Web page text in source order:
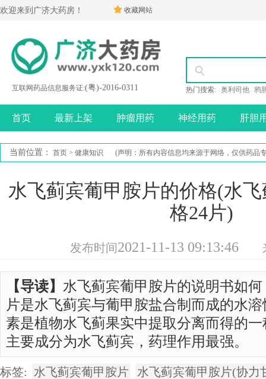
欢迎来到广济大药房！ 收藏网站
互联网药品信息服务证:(粤)-2016-0311 热门搜索: 奥利司他 鸦
首页 最新上架 肿瘤用药 神经用药 肝胆
当前位置： 首页 > 健康知识 (声明：所有内容信息均来源于网络，仅供药品
水飞蓟宾葡甲胺片的价格(水
格24片)
发布时间2021-11-13 09:13:46 来
【导读】 水飞蓟宾葡甲胺片的说明书如
片是水飞蓟宾与葡甲胺盐合制而成的水
素是植物水飞蓟果实中提取分离而得的
主要成分为水飞蓟宾，药理作用最强。
标签: 水飞蓟宾葡甲胺片 水飞蓟宾葡甲胺片(协力